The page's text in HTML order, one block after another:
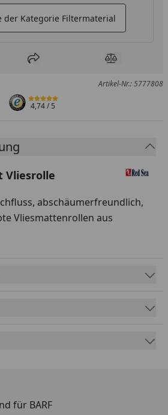
der Kategorie Filtermaterial
Wunschliste hinzufügen
Teilen Produkt
Artikel-Nr.: 5777808
4,74/ 5
Vliesrolle
abschäumerfreundlich,
Vliesmattenrollen aus
für BARF